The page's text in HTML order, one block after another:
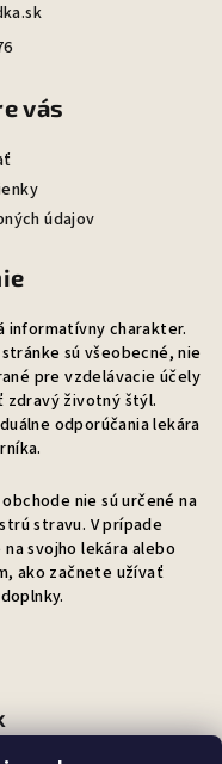
vás
údajov
informatívny charakter.
sú všeobecné, nie
pre vzdelávacie účely
zdravý životný štýl.
odporúčania lekára
nie sú určené na
stravu. V prípade
svojho lekára alebo
ako začnete užívať